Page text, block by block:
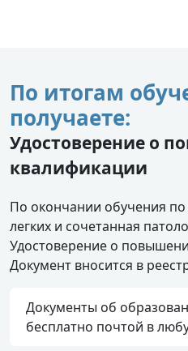
По итогам
получаете:
Удостоверение о
квалификации
По окончании обучения по
легких и сочетанная
Удостоверение о
Документ вносится в
Документы об
бесплатно почтой в